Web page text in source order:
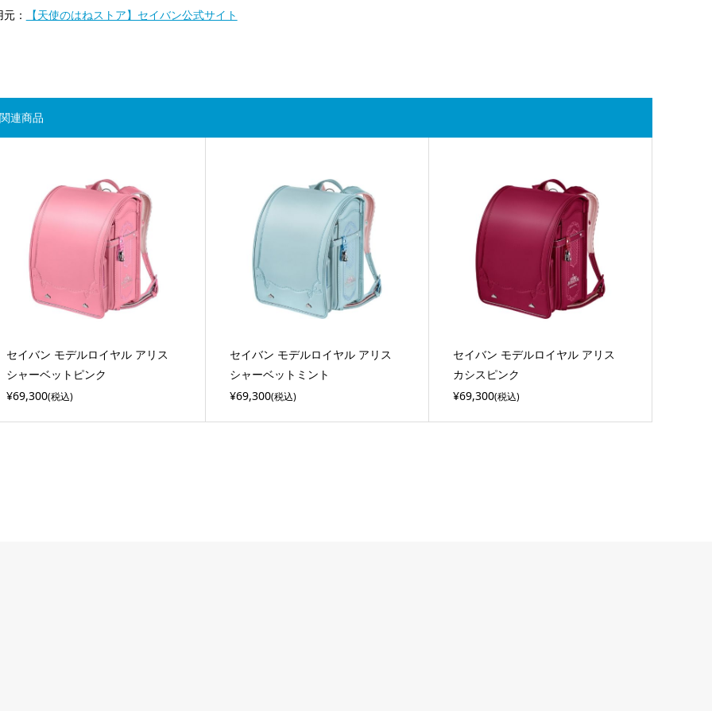
： 【天使のはねストア】セイバン公式サイト
連商品
セイバン モデルロイヤル アリス
シャーベットピンク
¥69,300(税込)
セイバン モデルロイヤル アリス
シャーベットミント
¥69,300(税込)
セイバン モデルロイヤル アリス
カシスピンク
¥69,300(税込)